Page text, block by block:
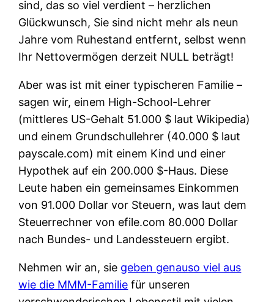
sind, das so viel verdient – herzlichen
Glückwunsch, Sie sind nicht mehr als neun
Jahre vom Ruhestand entfernt, selbst wenn
Ihr Nettovermögen derzeit NULL beträgt!
Aber was ist mit einer typischeren Familie –
sagen wir, einem High-School-Lehrer
(mittleres US-Gehalt 51.000 $ laut Wikipedia)
und einem Grundschullehrer (40.000 $ laut
payscale.com) mit einem Kind und einer
Hypothek auf ein 200.000 $-Haus. Diese
Leute haben ein gemeinsames Einkommen
von 91.000 Dollar vor Steuern, was laut dem
Steuerrechner von efile.com 80.000 Dollar
nach Bundes- und Landessteuern ergibt.
Nehmen wir an, sie geben genauso viel aus
wie die MMM-Familie für unseren